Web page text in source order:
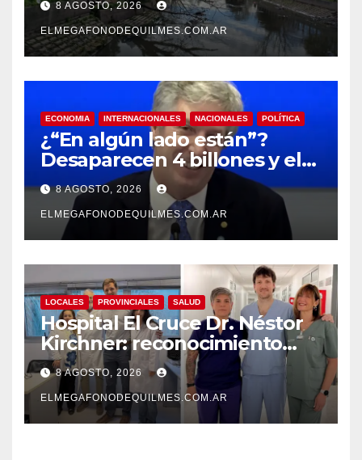
8 AGOSTO, 2026
ELMEGAFONODEQUILMES.COM.AR
ECONOMIA INTERNACIONALES NACIONALES POLÍTICA
¿“En algún lado están”?
Desaparecen 4 billones y el
presidente del BCRA
responde con una risita
8 AGOSTO, 2026
ELMEGAFONODEQUILMES.COM.AR
LOCALES PROVINCIALES SALUD
Hospital El Cruce Dr. Néstor
Kirchner: reconocimiento
internacional a la calidad de
su atención
8 AGOSTO, 2026
ELMEGAFONODEQUILMES.COM.AR